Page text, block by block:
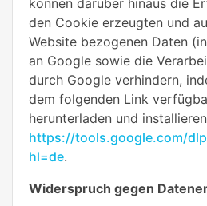
den Cookie erzeugten und
Website bezogenen Daten
an Google sowie die
durch Google verhindern,
dem folgenden Link
herunterladen und
https://tools.google.com/
hl=de.
Widerspruch gegen